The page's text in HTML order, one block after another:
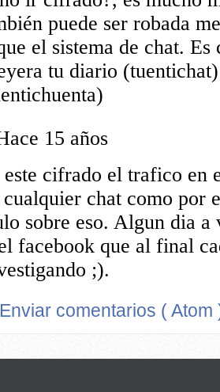
Enviar comentarios ( Atom